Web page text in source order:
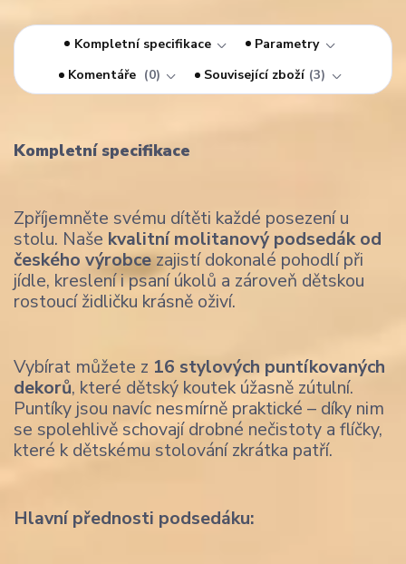
Kompletní specifikace
Parametry
Komentáře
0 Související zboží 3
Kompletní specifikace
Zpříjemněte svému dítěti každé posezení u
stolu. Naše kvalitní molitanový podsedák od
českého výrobcezajistí dokonalé pohodlí při
jídle, kreslení i psaní úkolů a zároveň dětskou
rostoucí židličku krásně oživí.
Vybírat můžete z 16 stylových puntíkovaných
dekorů, které dětský koutek úžasně zútulní.
Puntíky jsou navíc nesmírně praktické – díky nim
se spolehlivě schovají drobné nečistoty a flíčky,
které k dětskému stolování zkrátka patří.
Hlavní přednosti podsedáku: